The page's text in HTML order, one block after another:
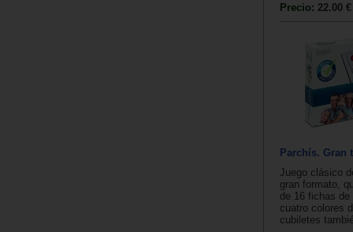
Precio: 22.00 €
Parchís. Gran
Juego clásico
gran formato,
de 16 fichas de
cuatro colores
cubiletes